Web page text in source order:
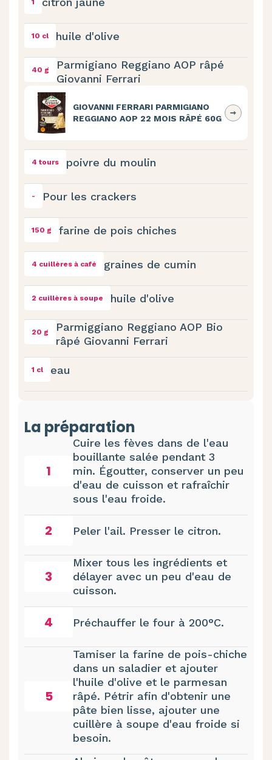
1
10 cl huile d'olive
40 g
Parmigiano Reggiano AOP râpé
Giovanni Ferrari
GIOVANNI FERRARI PARMIGIANO
REGGIANO AOP 22 MOIS RÂPÉ 60G
4 tours poivre du moulin
- Pour les crackers
150 g farine de pois chiches
4 cuillères à café graines de cumin
2 cuillères à soupe huile d'olive
20 g
Parmiggiano Reggiano AOP Bio
râpé Giovanni Ferrari
1 cl eau
La préparation
1
Cuire les fèves dans de l'eau
bouillante salée pendant 3
min. Égoutter, conserver un peu
d'eau de cuisson et rafraîchir
sous l'eau froide.
2 Peler l'ail. Presser le citron.
3
Mixer tous les ingrédients et
délayer avec un peu d'eau de
cuisson.
4 Préchauffer le four à 200°C.
5
Tamiser la farine de pois-chiche
dans un saladier et ajouter
l'huile d'olive et le parmesan
râpé. Pétrir afin d'obtenir une
pâte bien lisse, ajouter une
cuillère à soupe d'eau froide si
besoin.